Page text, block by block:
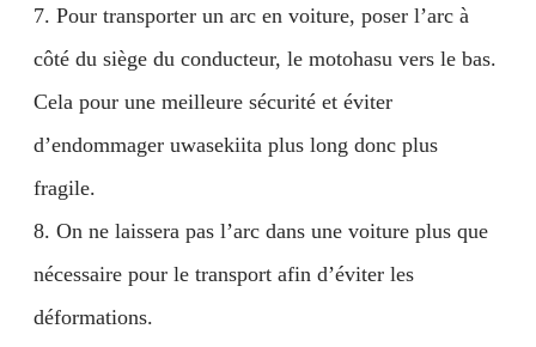
7. Pour transporter un arc en voiture, poser l’arc à
côté du siège du conducteur, le motohasu vers le bas.
Cela pour une meilleure sécurité et éviter
d’endommager uwasekiita plus long donc plus
fragile.
8. On ne laissera pas l’arc dans une voiture plus que
nécessaire pour le transport afin d’éviter les
déformations.